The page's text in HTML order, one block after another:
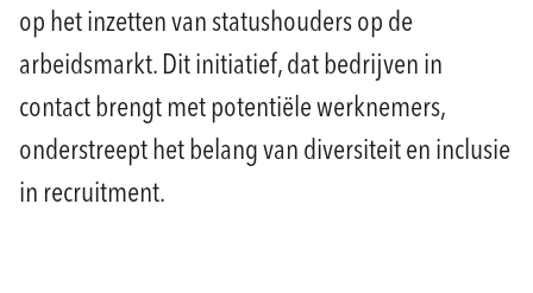
op het inzetten van statushouders op de
arbeidsmarkt. Dit initiatief, dat bedrijven in
contact brengt met potentiële werknemers,
onderstreept het belang van diversiteit en inclusie
in recruitment.